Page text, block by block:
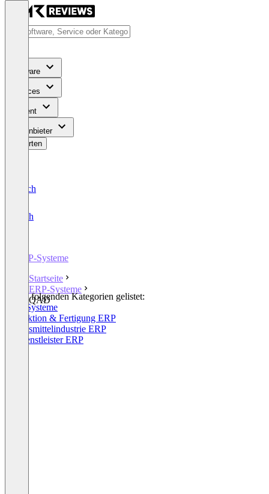
Software
Services
Content
Für Anbieter
Bewerten
Deutsch
English
ERP-Systeme
Startseite
ERP-Systeme
QAD
In den folgenden Kategorien gelistet:
ERP-Systeme
Produktion & Fertigung ERP
Lebensmittelindustrie ERP
IT-Dienstleister ERP